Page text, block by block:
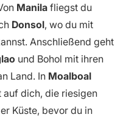
Manila fliegst du
Donsol, wo du mit
Anschließend geht
und Bohol mit ihren
Land. In Moalboal
dich, die riesigen
Küste, bevor du in